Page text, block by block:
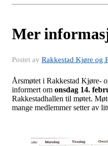
Mer
Postet av Rakkestad Kjøre og
Årsmøtet i Rakkestad Kjøre-
informert om onsdag 14.
Rakkestadhallen til møtet.
mange medlemmer setter av